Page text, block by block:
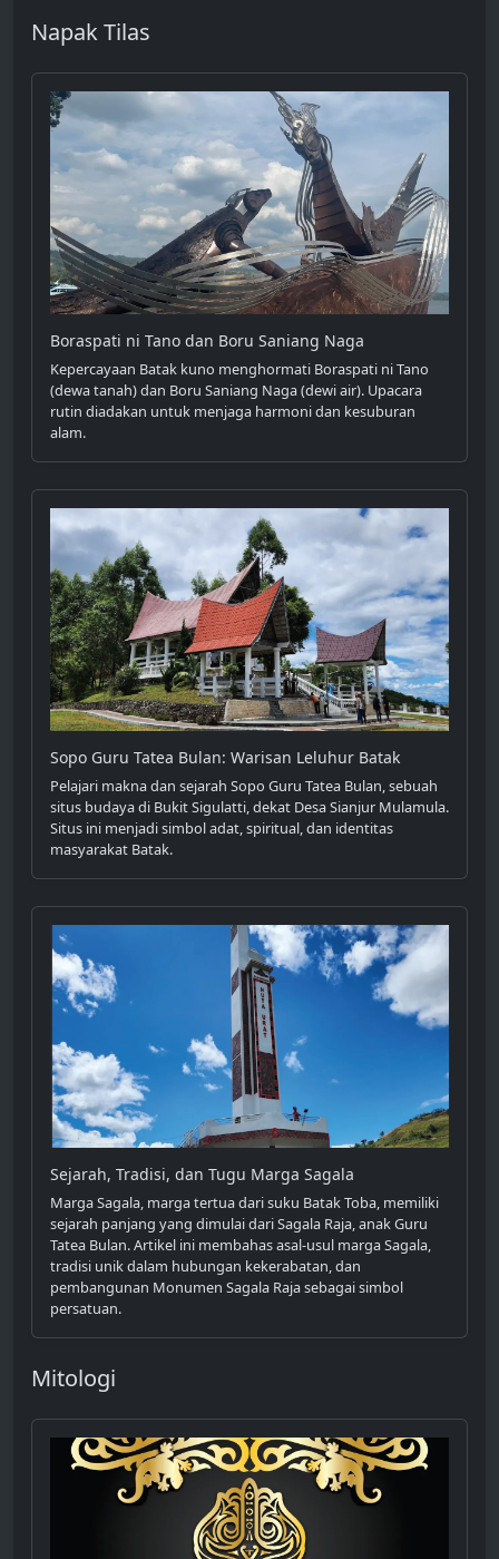
Napak Tilas
Boraspati ni Tano dan Boru Saniang Naga
Kepercayaan Batak kuno menghormati Boraspati ni Tano
(dewa tanah) dan Boru Saniang Naga (dewi air). Upacara
rutin diadakan untuk menjaga harmoni dan kesuburan
alam.
Sopo Guru Tatea Bulan: Warisan Leluhur Batak
Pelajari makna dan sejarah Sopo Guru Tatea Bulan, sebuah
situs budaya di Bukit Sigulatti, dekat Desa Sianjur Mulamula.
Situs ini menjadi simbol adat, spiritual, dan identitas
masyarakat Batak.
Sejarah, Tradisi, dan Tugu Marga Sagala
Marga Sagala, marga tertua dari suku Batak Toba, memiliki
sejarah panjang yang dimulai dari Sagala Raja, anak Guru
Tatea Bulan. Artikel ini membahas asal-usul marga Sagala,
tradisi unik dalam hubungan kekerabatan, dan
pembangunan Monumen Sagala Raja sebagai simbol
persatuan.
Mitologi